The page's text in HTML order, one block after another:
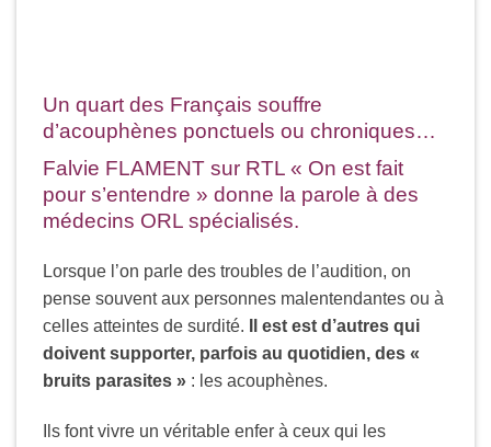
Un quart des Français souffre
d’acouphènes ponctuels ou chroniques…
Falvie FLAMENT sur RTL « On est fait
pour s’entendre » donne la parole à des
médecins ORL spécialisés.
Lorsque l’on parle des troubles de l’audition, on
pense souvent aux personnes malentendantes ou à
celles atteintes de surdité.
Il est est d’autres qui
doivent supporter, parfois au quotidien, des «
bruits parasites » : les acouphènes.
Ils font vivre un véritable enfer à ceux qui les